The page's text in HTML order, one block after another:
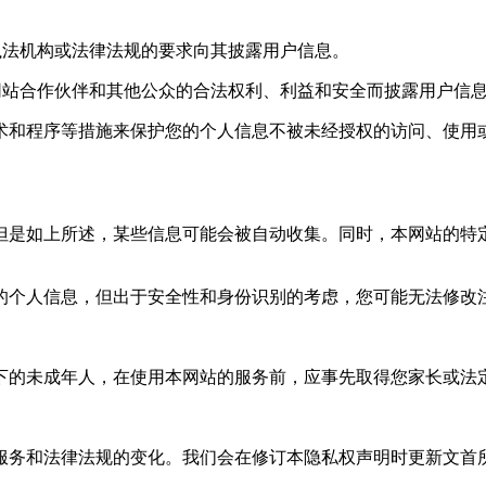
机构或法律法规的要求向其披露用户信息。
合作伙伴和其他公众的合法权利、利益和安全而披露用户信
程序等措施来保护您的个人信息不被未经授权的访问、使
如上所述，某些信息可能会被自动收集。同时，本网站的
人信息，但出于安全性和身份识别的考虑，您可能无法修
未成年人，在使用本网站的服务前，应事先取得您家长或法
和法律法规的变化。我们会在修订本隐私权声明时更新文